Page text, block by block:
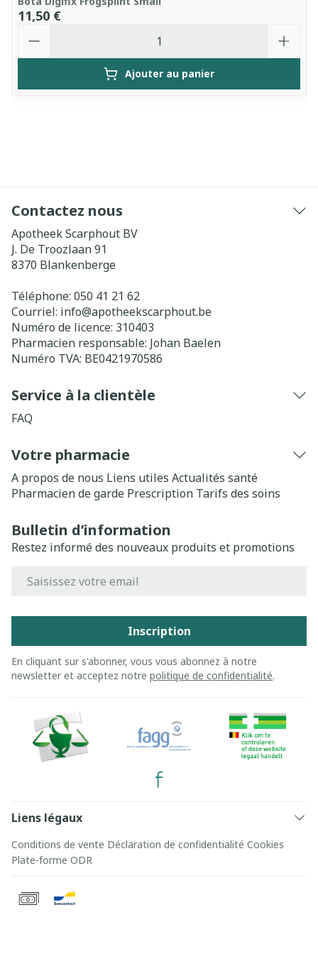
11,50 €
Ajouter au panier
Contactez nous
Apotheek Scarphout BV
J. De Troozlaan 91
8370 Blankenberge
Téléphone: 050 41 21 62
Courriel: info@apotheekscarphout.be
Numéro de licence: 310403
Pharmacien responsable: Johan Baelen
Numéro TVA: BE0421970586
Service à la clientèle
FAQ
Votre pharmacie
A propos de nous Liens utiles Actualités santé
Pharmacien de garde Prescription Tarifs des soins
Bulletin d’information
Restez informé des nouveaux produits et promotions
Inscription
En cliquant sur s'abonner, vous vous abonnez à notre
newsletter et acceptez notre politique de confidentialité.
Liens légaux
Conditions de vente Déclaration de confidentialité Cookies
Plate-forme ODR